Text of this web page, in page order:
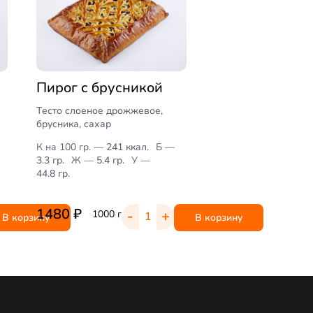
В корзину
Пирог с брусникой
Тесто слоеное дрожжевое,
брусника, сахар
К на 100 гр. — 241 ккал. Б —
3.3 гр. Ж — 5.4 гр. У —
44.8 гр.
1480₽ 1000 г - + В корзину